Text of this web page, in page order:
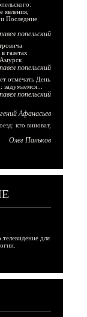
явления,
Последние
павел попельский
газетах
павел попельский
отмечать День
павел попельский
Афанасьев
кто виноват,
Олег Паньков
телевидение для